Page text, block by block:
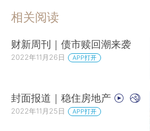
相关阅读
财新周刊｜债市赎回潮来袭
2022年11月26日 APP打开
封面报道｜稳住房地产
2022年11月25日 APP打开